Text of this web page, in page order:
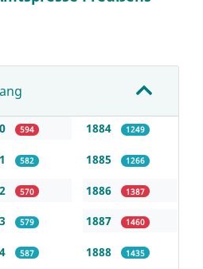
594
582
570
579
587
1884 1249
1885 1266
1886 1387
1887 1460
1888 1435